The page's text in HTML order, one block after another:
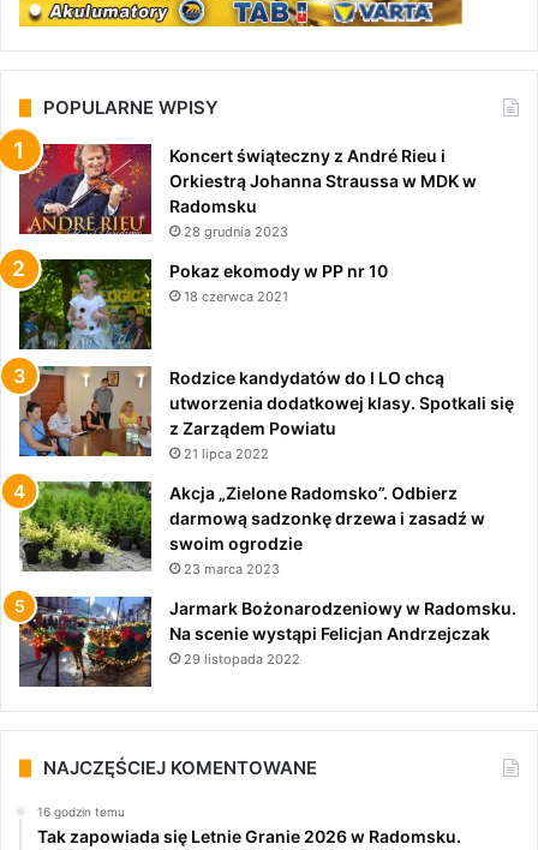
POPULARNE WPISY
Koncert świąteczny z André Rieu i
Orkiestrą Johanna Straussa w MDK w
Radomsku
28 grudnia 2023
Pokaz ekomody w PP nr 10
18 czerwca 2021
Rodzice kandydatów do I LO chcą
utworzenia dodatkowej klasy. Spotkali się
z Zarządem Powiatu
21 lipca 2022
Akcja „Zielone Radomsko”. Odbierz
darmową sadzonkę drzewa i zasadź w
swoim ogrodzie
23 marca 2023
Jarmark Bożonarodzeniowy w Radomsku.
Na scenie wystąpi Felicjan Andrzejczak
29 listopada 2022
NAJCZĘŚCIEJ KOMENTOWANE
16 godzin temu
Tak zapowiada się Letnie Granie 2026 w Radomsku.